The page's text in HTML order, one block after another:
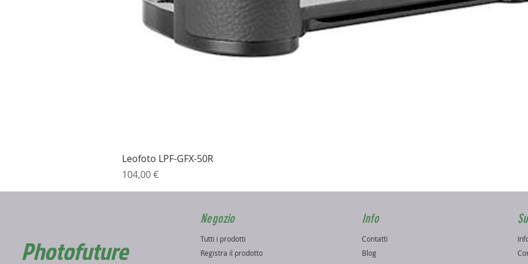
Leofoto LPF-GFX-50R
Prezzo
104,00 €
Photofuture
Negozio
Tutti i prodotti
Registra il prodotto
Info
Contatti
Blog